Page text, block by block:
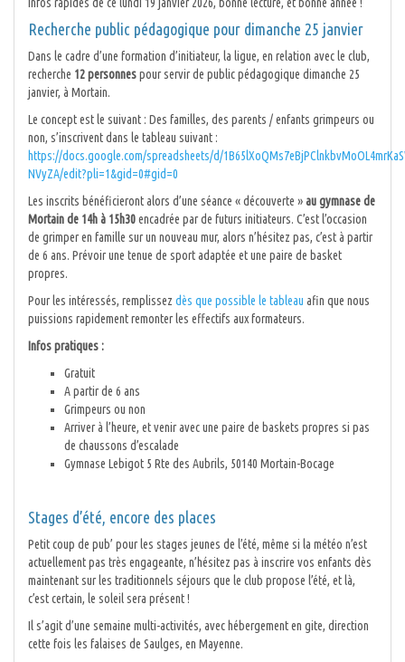
Recherche public pédagogique pour dimanche 25 janvier
Dans le cadre d’une formation d’initiateur, la ligue, en relation avec le club,
recherche 12 personnespour servir de public pédagogique dimanche 25
janvier, à Mortain.
Le concept est le suivant : Des familles, des parents / enfants grimpeurs ou
non, s’inscrivent dans le tableau suivant :
https://docs.google.com/spreadsheets/d/
NVyZA/edit?pli=1&gid=0#gid=0
Les inscrits bénéficieront alors d’une séance « découverte »au gymnase de
Mortain de 14h à 15h30encadrée par de futurs initiateurs. C’est l’occasion
de grimper en famille sur un nouveau mur, alors n’hésitez pas, c’est à partir
de 6 ans. Prévoir une tenue de sport adaptée et une paire de basket
propres.
Pour les intéressés, remplissez dès que possible le tableau afin que nous
puissions rapidement remonter les effectifs aux formateurs.
Infos pratiques :
Gratuit
A partir de 6 ans
Grimpeurs ou non
Arriver à l’heure, et venir avec une paire de baskets propres si pas
de chaussons d’escalade
Gymnase Lebigot 5 Rte des Aubrils, 50140 Mortain-Bocage
Stages d’été, encore des places
Petit coup de pub’ pour les stages jeunes de l’été, même si la météo n’est
actuellement pas très engageante, n’hésitez pas à inscrire vos enfants dès
maintenant sur les traditionnels séjours que le club propose l’été, et là,
c’est certain, le soleil sera présent !
Il s’agit d’une semaine multi-activités, avec hébergement en gite, direction
cette fois les falaises de Saulges, en Mayenne.